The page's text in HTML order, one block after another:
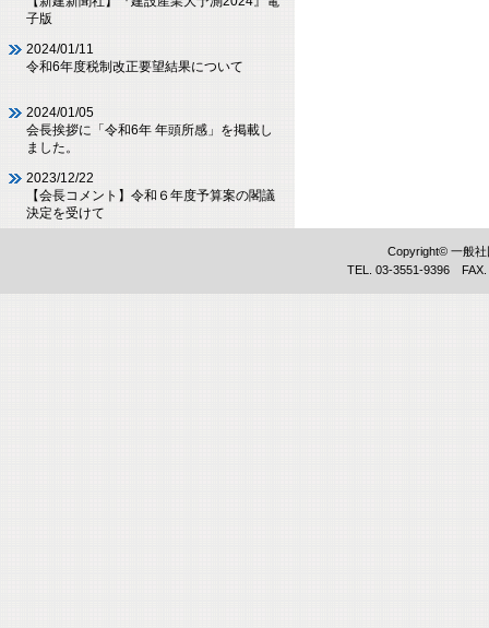
子版
2024/01/11
令和6年度税制改正要望結果について
2024/01/05
会長挨拶に「令和6年 年頭所感」を掲載し
ました。
2023/12/22
【会長コメント】令和６年度予算案の閣議
決定を受けて
Copyright© 一般
TEL. 03-3551-9396